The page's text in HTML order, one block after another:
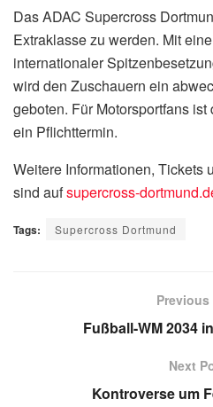
Das ADAC Supercross
Extraklasse zu werden. Mit
internationaler
wird den Zuschauern ein
geboten. Für Motorsportfans
ein Pflichttermin.
Weitere Informationen, Tickets
sind aufsupercross-
Tags: Supercross Dortmund
Previous
Fußball-WM 2034
Next
Kontroverse um